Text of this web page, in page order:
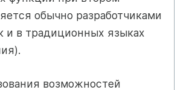
обычно разработчиками
и в традиционных языках
возможностей